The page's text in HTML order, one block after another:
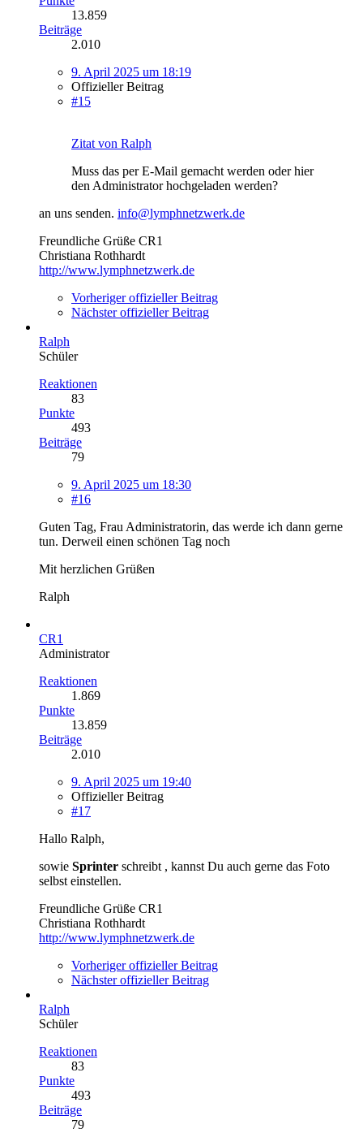
13.859
Beiträge
2.010
9. April 2025 um 18:19
Offizieller Beitrag
#15
Zitat von Ralph
Muss das per E-Mail gemacht werden oder hier
den Administrator hochgeladen werden?
an uns senden. info@lymphnetzwerk.de
Freundliche Grüße CR1
Christiana Rothhardt
http://www.lymphnetzwerk.de
Vorheriger offizieller Beitrag
Nächster offizieller Beitrag
Ralph
Schüler
Reaktionen
83
Punkte
493
Beiträge
79
9. April 2025 um 18:30
#16
Guten Tag, Frau Administratorin, das werde ich dann gerne
tun. Derweil einen schönen Tag noch
Mit herzlichen Grüßen
Ralph
CR1
Administrator
Reaktionen
1.869
Punkte
13.859
Beiträge
2.010
9. April 2025 um 19:40
Offizieller Beitrag
#17
Hallo Ralph,
sowie Sprinter schreibt , kannst Du auch gerne das Foto
selbst einstellen.
Freundliche Grüße CR1
Christiana Rothhardt
http://www.lymphnetzwerk.de
Vorheriger offizieller Beitrag
Nächster offizieller Beitrag
Ralph
Schüler
Reaktionen
83
Punkte
493
Beiträge
79